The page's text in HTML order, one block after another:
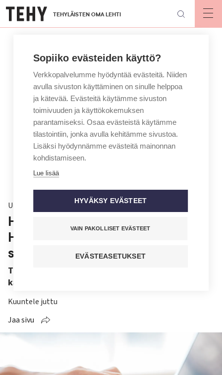
Hyppää
pääsisältöön
TEHYLÄISTEN OMA LEHTI
Uutinen
Hammashoitaja on katsonut
Helsingissä terveystietoja ilman
syytä
Tietoturvaloukkauksen kohteena on Helsingin
kaupungin mukaan ollut ainakin 100 henkilöä.
Kuuntele juttu
Jaa sivu
Sopiiko evästeiden käyttö?
Verkkopalvelumme hyödyntää evästeitä. Niiden
avulla sivuston käyttäminen on sinulle helppoa
ja kätevää. Evästeitä käytämme sivuston
toimivuuden ja käyttökokemuksen
parantamiseksi. Osaa evästeistä käytämme
tilastointiin, jonka avulla kehitämme sivustoa.
Lisäksi hyödynnämme evästeitä mainonnan
kohdistamiseen.
Lue lisää
HYVÄKSY EVÄSTEET
VAIN PAKOLLISET EVÄSTEET
EVÄSTEASETUKSET